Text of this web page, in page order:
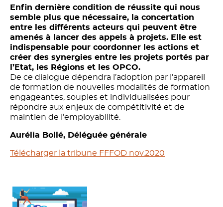
Enfin dernière condition de réussite qui nous
semble plus que nécessaire, la concertation
entre les différents acteurs qui peuvent être
amenés à lancer des appels à projets. Elle est
indispensable pour coordonner les actions et
créer des synergies entre les projets portés par
l’Etat, les Régions et les OPCO.
De ce dialogue dépendra l’adoption par l’appareil
de formation de nouvelles modalités de formation
engageantes, souples et individualisées pour
répondre aux enjeux de compétitivité et de
maintien de l’employabilité.
Aurélia Bollé, Déléguée générale
Télécharger la tribune FFFOD nov.2020